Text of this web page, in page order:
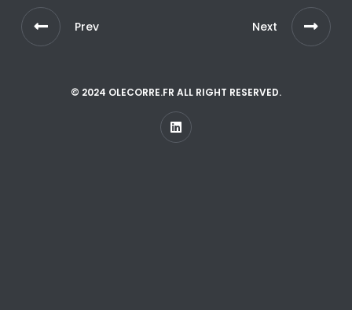
Prev Next
© 2024 OLECORRE.FR ALL RIGHT RESERVED.